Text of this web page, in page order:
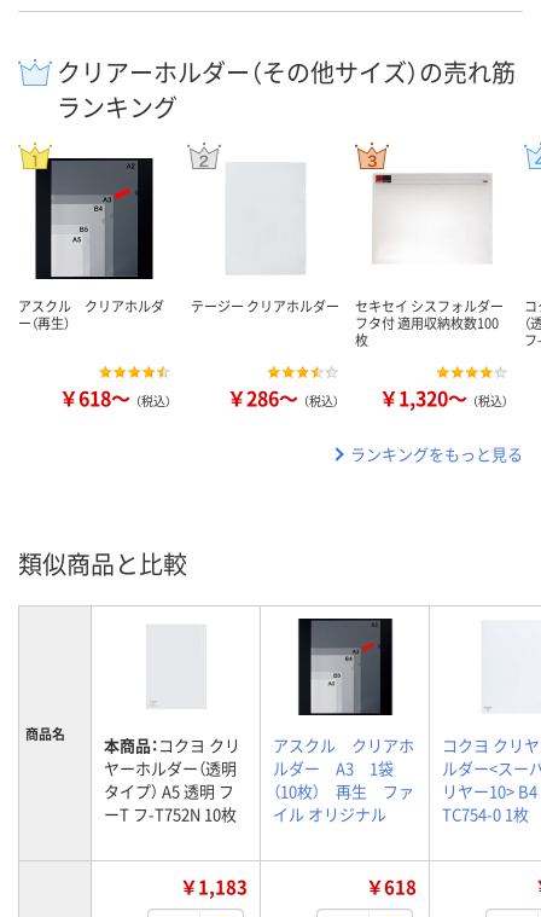
クリアーホルダー（その他サイズ）の売れ筋
ランキング
アスクル クリアホルダ
ー（再生）
￥618～ （税込）
テージー クリアホルダー
￥286～ （税込）
セキセイ シスフォルダー
フタ付 適用収納枚数100
枚
￥1,320～ （税込）
ランキングをもっと見る
類似商品と比較
商品名 本商品：コクヨ クリ
ヤーホルダー（透明
タイプ） A5 透明 フ
ーT フ-T752N 10枚
アスクル クリアホ
ルダー A3 1袋
（10枚） 再生 ファ
イル オリジナル
コクヨ クリ
ルダー<スー
リヤー10>
TC754-0 1枚
￥1,183 ￥618